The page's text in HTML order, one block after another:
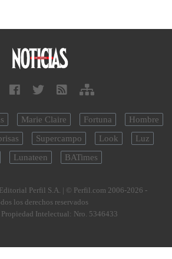
Marie Claire Fortuna
Hombre
Supercampo Look
Luz
Lunateen BATimes
Perfil S.A. | © Perfil.com 2006-2026 -
los derechos reservados
Propiedad Intelectual: Nro. 5346433